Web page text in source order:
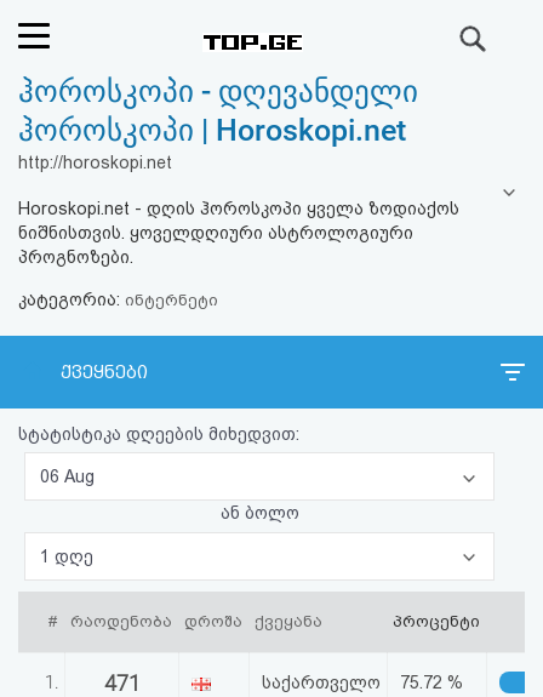
რეიტინგი
(მთავარი)
ფოსტა
რეგისტრაცია
აღდგენა
HTML
კოდი
ჰოროსკოპი - დღევანდელი
ჰოროსკოპი | Horoskopi.net
http://horoskopi.net
Horoskopi.net - დღის ჰოროსკოპი ყველა ზოდიაქოს
ნიშნისთვის. ყოველდღიური ასტროლოგიური
პროგნოზები.
კატეგორია: ინტერნეტი
ქვეყნები
სტატისტიკა დღეების მიხედვით:
06 Aug
ან ბოლო
1 დღე
# რაოდენობა დროშა ქვეყანა პროცენტი
1. 471 საქართველო 75.72 %